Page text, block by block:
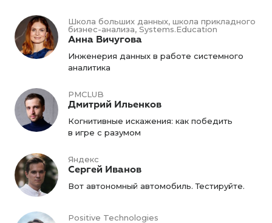
Школа больших данных, школа прикладного
бизнес-анализа, Systems.Education
Анна Вичугова
Инженерия данных в работе системного
аналитика
PMCLUB
Дмитрий Ильенков
Когнитивные искажения: как победить
в игре с разумом
Яндекс
Сергей Иванов
Вот автономный автомобиль. Тестируйте.
Positive Technologies